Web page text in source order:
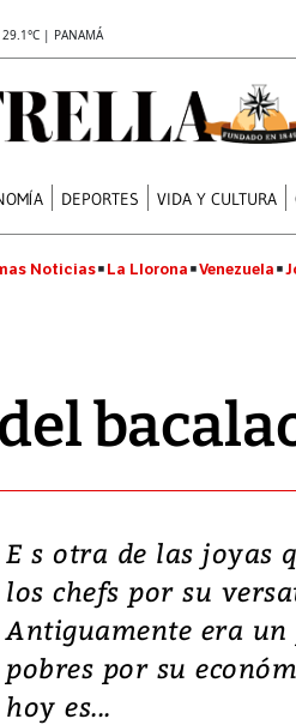
| PANAMÁ
DEPORTES VIDA Y CULTURA
Noticias La Llorona Venezuela
E s otra de las joyas
los chefs por su
Antiguamente era un
pobres por su
hoy es...
¿Es la
el modelo
perdió?